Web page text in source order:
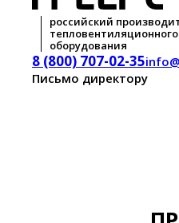
российский
тепловентиляционного
оборудования
8 (800) 707-02-35
Письмо директору